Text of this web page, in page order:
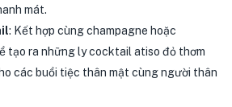
mát.
: Kết hợp cùng champagne hoặc
tạo ra những ly cocktail atiso đỏ thơm
các buổi tiệc thân mật cùng người thân